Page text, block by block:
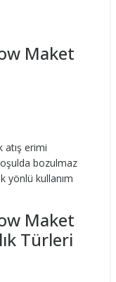
Maket
atış erimi
bozulmaz
yönlü kullanım
Maket
Türleri